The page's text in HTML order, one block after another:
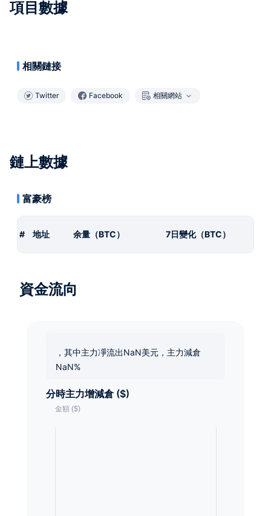
項目數據
相關鏈接
Twitter Facebook 相關網站
鏈上數據
富豪榜
# 地址 余量（BTC） 7日變化（BTC）
資金流向
，其中主力凈流出NaN美元，主力減倉
NaN%
分時主力增減倉 ($)